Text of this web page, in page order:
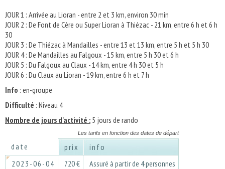
JOUR 1 : Arrivée au Lioran - entre 2 et 3 km, environ 30 min
JOUR 2 : De Font de Cère ou Super Lioran à Thiézac - 21 km, entre 6 h et 6 h
30
JOUR 3 : De Thiézac à Mandailles - entre 13 et 13 km, entre 5 h et 5 h 30
JOUR 4 : De Mandailles au Falgoux - 15 km, entre 5 h 30 et 6 h
JOUR 5 : Du Falgoux au Claux - 14 km, entre 4 h 30 et 5 h
JOUR 6 : Du Claux au Lioran - 19 km, entre 6 h et 7 h
Info : en-groupe
Difficulté : Niveau 4
Nombre de jours d'activité : 5 jours de rando
Les tarifs en fonction des dates de départ
date prix
info
2023-06-04
720 €
Assuré à partir de 4 personnes